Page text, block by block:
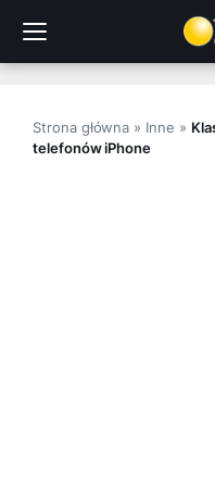
treści
Strona główna » Inne »
telefonów iPhone